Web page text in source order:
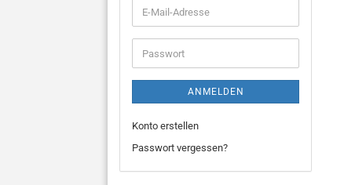
E-
Mail-
Adresse
Passwort
ANMELDEN
Konto erstellen
Passwort vergessen?